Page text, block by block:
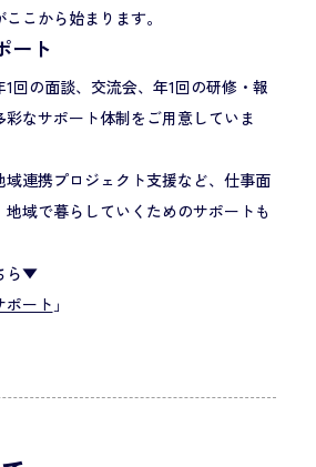
こから始まります。
ート
回の面談、交流会、年1回の研修・報
彩なサポート体制をご用意していま
域連携プロジェクト支援など、仕事面
地域で暮らしていくためのサポートも
ら▼
ポート 」